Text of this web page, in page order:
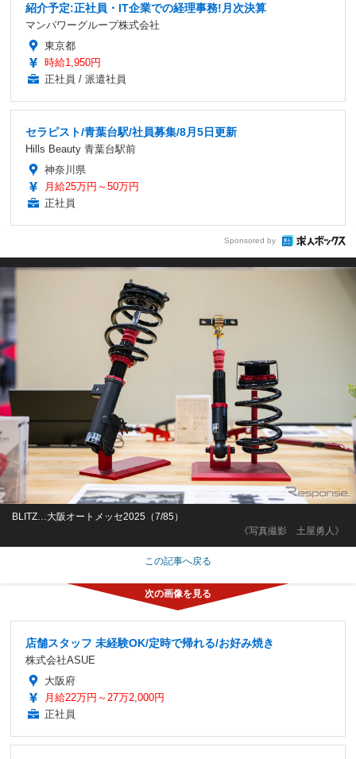
紹介予定:正社員・IT企業での経理事務!月次決算
マンパワーグループ株式会社
東京都
時給1,950円
正社員 / 派遣社員
セラピスト/青葉台駅/社員募集/8月5日更新
Hills Beauty 青葉台駅前
神奈川県
月給25万円～50万円
正社員
Sponsored by
《写真撮影 土屋勇人》
BLITZ…大阪オートメッセ2025（7/85）
この記事へ戻る
店舗スタッフ 未経験OK/定時で帰れる/お好み焼き
株式会社ASUE
大阪府
月給22万円～27万2,000円
正社員